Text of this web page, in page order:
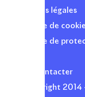
Mentions légales
Politique de
Politique de
Nous contacter
© Copyright 2014